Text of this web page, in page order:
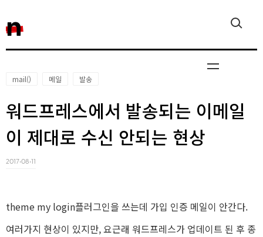
n
Reactjs
mail() 메일 발송
워드프레스에서 발송되는 이메일
이 제대로 수신 안되는 현상
2017‧08‧11
theme my login플러그인을 쓰는데 가입 인증 메일이 안간다.
여러가지 현상이 있지만, 요근래 워드프레스가 업데이트 된 후 종